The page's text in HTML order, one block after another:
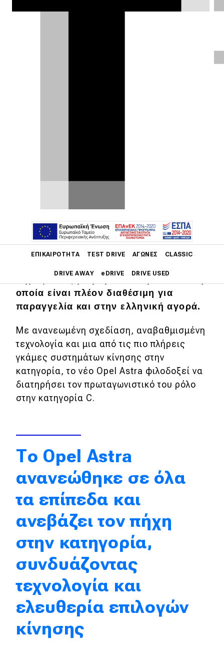
ΕΠΙΚΑΙΡΌΤΗΤΑ TEST DRIVE ΑΓΏΝΕΣ CLASSIC
DRIVE AWAY eDRIVE DRIVE USED
Main navigation
Επικαιρότητα
Νέα μοντέλα
Πρωτότυπα
Ελλάδα
Κόσμος
Αγορά
Απόψεις
Test Drive
Δοκιμή
Αποστολή
Συγκρίνουμε
Αγώνες
Formula 1
Astra Electric και επιλογές κίνησης που
Η Opel ανοίγει το νέο κεφάλαιο στην
πορεία του Astra, παρουσιάζοντας τη
οποία είναι πλέον διαθέσιμη για
παραγγελία και στην ελληνική αγορά.
Με ανανεωμένη σχεδίαση, αναβαθμισμένη
τεχνολογία και μια από τις πιο πλήρεις
γκάμες συστημάτων κίνησης στην
κατηγορία, το νέο Opel Astra φιλοδοξεί να
διατηρήσει τον πρωταγωνιστικό του ρόλο
στην κατηγορία C.
Το Opel Astra
ανανεώθηκε σε όλα
τα επίπεδα και
ανεβάζει τον πήχη
στην κατηγορία,
συνδυάζοντας
τεχνολογία και
ελευθερία επιλογών
κίνησης